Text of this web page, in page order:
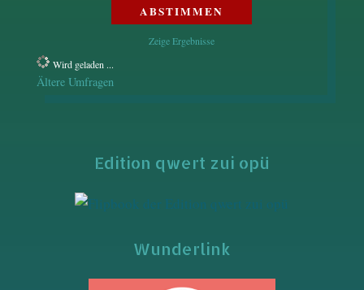
Zeige Ergebnisse
Wird geladen ...
Ältere Umfragen
Edition qwert zui opü
Wunderlink